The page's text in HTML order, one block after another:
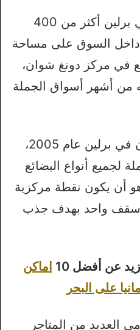
يضم السوق الفيتنامي في برلين أكثر من 400
السوق على مساحة
مربع في مركز دونغ شوان،
من أشهر أسواق الجملة
وتأسس مركز دونغ شوان في برلين عام 2005،
لجميع أنواع البضائع
أن يكون نقطة مركزية
سقف واحد بهدف جذب
عن أفضل 10
اماكن
على البحر
العديد من المتاجر